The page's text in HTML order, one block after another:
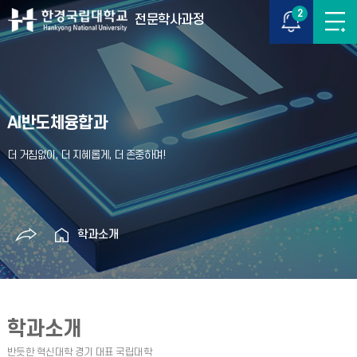
전문학사과정 2
AI반도체융합과
학과소개
학과소개